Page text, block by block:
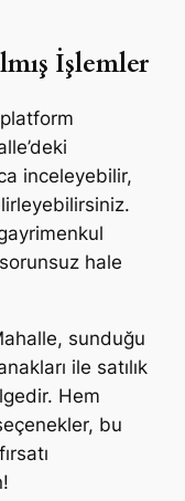
İşlemler
inceleyebilir,
hale
sunduğu
ile satılık
Hem
bu